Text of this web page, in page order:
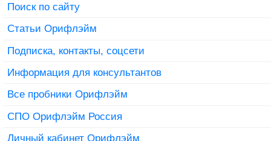
Поиск по сайту
Статьи Орифлэйм
Подписка, контакты, соцсети
Информация для консультантов
Все пробники Орифлэйм
СПО Орифлэйм Россия
Личный кабинет Орифлэйм